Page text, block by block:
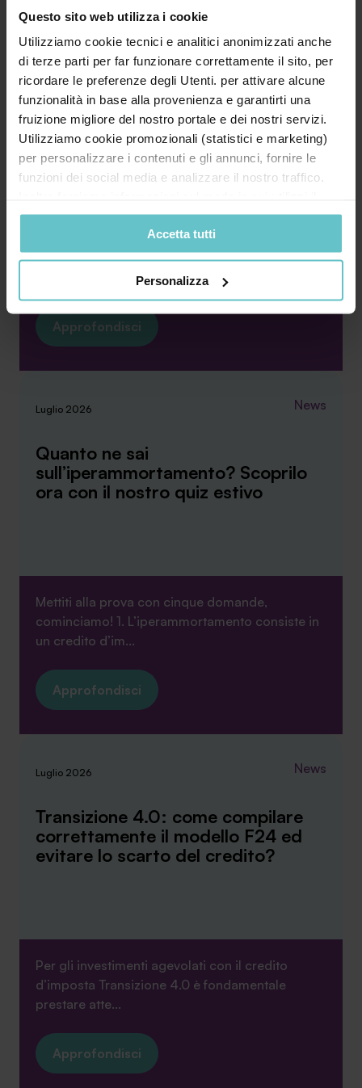
Questo sito web utilizza i cookie
Utilizziamo cookie tecnici e analitici anonimizzati anche
di terze parti per far funzionare correttamente il sito, per
ricordare le preferenze degli Utenti. per attivare alcune
funzionalità in base alla provenienza e garantirti una
fruizione migliore del nostro portale e dei nostri servizi.
Utilizziamo cookie promozionali (statistici e marketing)
per personalizzare i contenuti e gli annunci, fornire le
funzioni dei social media e analizzare il nostro traffico.
nostro sito ai nostri partner che si occupano di analisi dei
dati web, pubblicità e social media, i quali potrebbero
combinarle con altre informazioni che hai fornito loro o
che hanno raccolto in base al tuo utilizzo dei loro servizi.
cookie potranno essere implementati ad esclusione di
quelli tecnici che sono necessari per il funzionamento del
implementare tutti i cookie. Chiudendo questo banner
funzionamento del sito. Per tutte le informazioni complete
sopra.
Accetta tutti
Personalizza
Luglio 2026 News
Finanza agevolata: il dizionario
essenziale per le imprese
Bando, contributo a fondo perduto, leasing,
credito d’imposta, rendicontazione… Il
Approfondisci
Luglio 2026 News
Quanto ne sai
sull’iperammortamento? Scoprilo
ora con il nostro quiz estivo
Mettiti alla prova con cinque domande,
cominciamo! 1. L’iperammortamento consiste in
un credito d’im...
Approfondisci
Luglio 2026 News
Transizione 4.0: come compilare
correttamente il modello F24 ed
evitare lo scarto del credito?
Per gli investimenti agevolati con il credito
d’imposta Transizione 4.0 è fondamentale
prestare atte...
Approfondisci